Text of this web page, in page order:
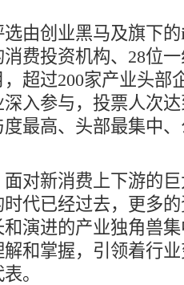
创业黑马及旗下的
费投资机构、28位
超过200家产业头部
入参与，投票人次
最高、头部最集中
新消费上下游的巨
代已经过去，更多
演进的产业独角兽
和掌握，引领着行
。